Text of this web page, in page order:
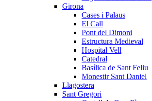
Girona
Cases i Palaus
El Call
Pont del Dimoni
Estructura Medieval
Hospital Vell
Catedral
Basílica de Sant Feliu
Monestir Sant Daniel
Llagostera
Sant Gregori